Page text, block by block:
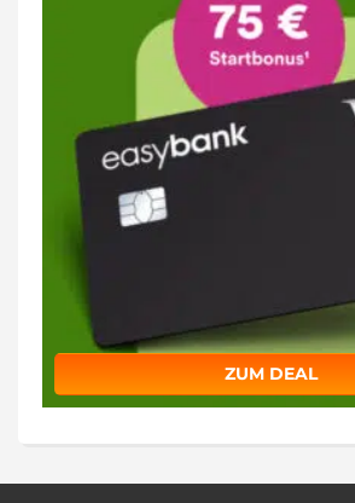
ZUM DEAL